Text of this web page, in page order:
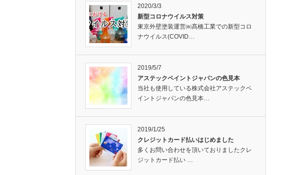
2020/3/3
新型コロナウイルス対策
東京外壁塗装運営㈱髙橋工業での新型コロ
ナウイルス(COVID…
2019/5/7
アステックペイントジャパンの色見本
当社も使用している株式会社アステックペ
イントジャパンの色見本…
2019/1/25
クレジットカード払いはじめました
多くお問い合わせを頂いておりましたクレ
ジットカード払い …